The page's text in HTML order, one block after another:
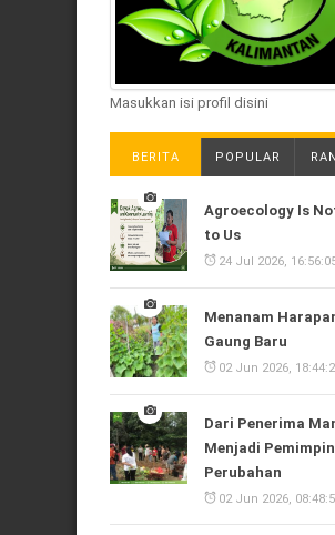
Masukkan isi profil disini
BERITA POPULAR
Agroecology Is
to Us
24 Jul 2026,
Menanam
Gaung Baru
02 Jun 2026,
Dari Penerima
Menjadi Pemimpin
Perubahan
02 Jun 2026,